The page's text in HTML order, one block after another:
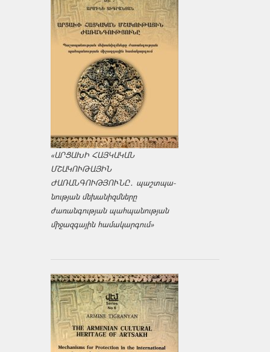
«ԱՐՑԱԽԻ ՀԱՅԿԱԿԱՆ
ՄՇԱԿՈՒԹԱՅԻՆ
ԺԱՌԱՆԳՈՒԹՅՈՒՆԸ․ պաշտպա­
նության մեխանիզմները
ժառանգության պահպանության
միջազ­գային համակարգում»